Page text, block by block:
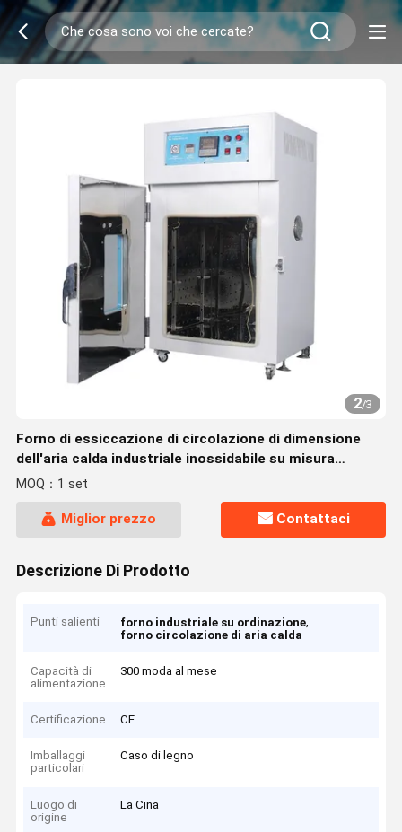
2/3
Forno di essiccazione di circolazione di dimensione
dell'aria calda industriale inossidabile su misura
220V/380V del forno
MOQ：1 set
Miglior prezzo Contattaci
Descrizione Di Prodotto
Punti salienti forno industriale su ordinazione,
forno circolazione di aria calda
Capacità di
alimentazione
300 moda al mese
Certificazione CE
Imballaggi
particolari
Caso di legno
Luogo di
origine
La Cina